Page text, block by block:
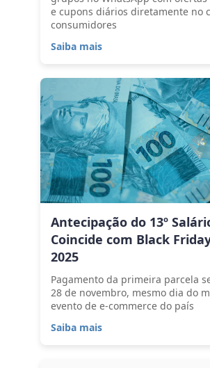
e cupons diários diretamente no
consumidores
Saiba mais
Antecipação do 13º
Coincide com Black
2025
Pagamento da primeira parcela
28 de novembro, mesmo dia do
evento de e-commerce do país
Saiba mais